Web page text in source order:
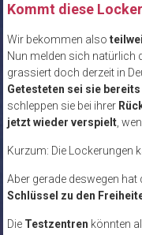
Kommt diese
Wir bekommen also
Nun melden sich natürlich
grassiert doch derzeit in
Getesteten sei sie
schleppen sie bei ihrer
jetzt wieder verspielt,
Kurzum: Die Lockerungen
Aber gerade deswegen
Schlüssel zu den
Die Testzentren könnten